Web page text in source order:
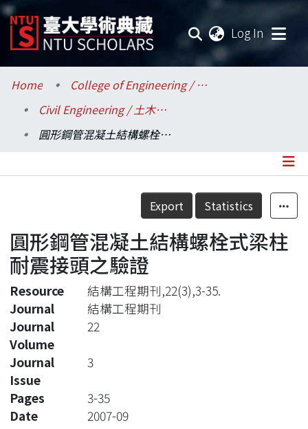
Log In
Communities & Collections
Research Outputs
Statistics
Home
College of Engineering / 工學院
Civil Engineering / 土木工程學系
圓形鋼管混凝土結構螺栓式梁柱耐震接頭之驗證
Details
Export Statistics
圓形鋼管混凝土結構螺栓式梁柱
耐震接頭之驗證
Resource
結構工程期刊,22(3),3-35.
Journal
結構工程期刊
Journal
Volume
22
Journal
Issue
3
Pages
3-35
Date
2007-09